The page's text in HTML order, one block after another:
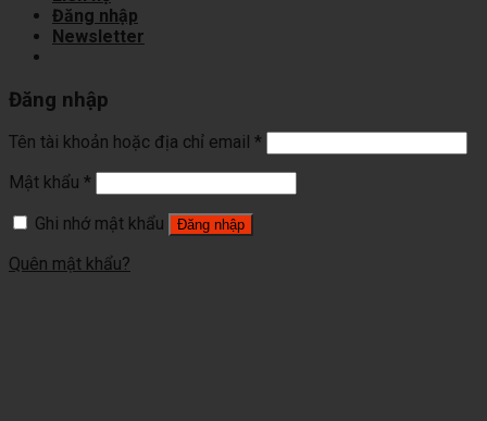
Đăng nhập
Newsletter
Đăng nhập
Tên tài khoản hoặc địa chỉ email *
Mật khẩu *
Ghi nhớ mật khẩu
Đăng nhập
Quên mật khẩu?